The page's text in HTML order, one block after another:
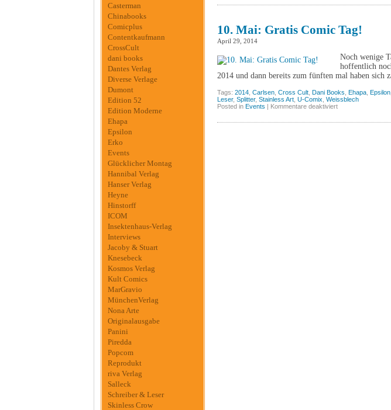
Casterman
Chinabooks
Comicplus
Contentkaufmann
CrossCult
dani books
Dantes Verlag
Diverse Verlage
Dumont
Edition 52
Edition Moderne
Ehapa
Epsilon
Erko
Events
Glücklicher Montag
Hannibal Verlag
Hanser Verlag
Heyne
Hinstorff
ICOM
Insektenhaus-Verlag
Interviews
Jacoby & Stuart
Knesebeck
Kosmos Verlag
Kult Comics
MarGravio
MünchenVerlag
Nona Arte
Originalausgabe
Panini
Piredda
Popcom
Reprodukt
riva Verlag
Salleck
Schreiber & Leser
Skinless Crow
2015!
10. Mai: Gratis Comic Tag!
April 29, 2014
Noch wenige
hoffentlich
2014 und dann bereits zum fünften mal haben sich
Tags: 2014 Carlsen Cross Cult Dani Books Ehapa Epsilon
Leser, Splitter, Stainless Art U-Comix Weissblech
Posted in Events | Kommentare deaktiviertfür